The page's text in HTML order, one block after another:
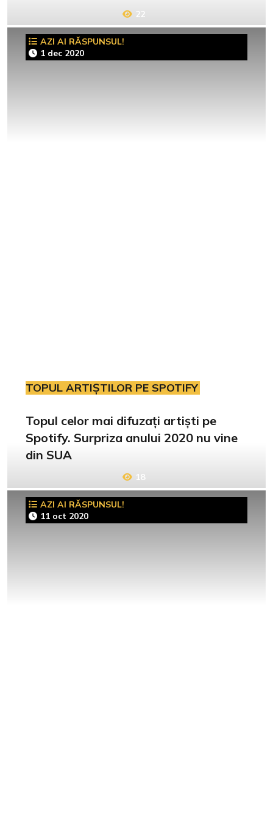
22
AZI AI RĂSPUNSUL!
1 dec 2020
TOPUL ARTIȘTILOR PE SPOTIFY
Topul celor mai difuzați artiști pe
Spotify. Surpriza anului 2020 nu vine
din SUA
18
AZI AI RĂSPUNSUL!
11 oct 2020